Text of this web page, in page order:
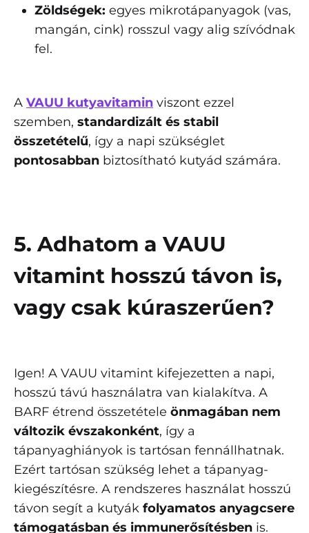
Zöldségek: egyes mikrotápanyagok (vas,
mangán, cink) rosszul vagy alig szívódnak
fel.
A VAUU kutyavitamin viszont ezzel
szemben, standardizált és stabil
összetételű, így a napi szükséglet
pontosabban biztosítható kutyád számára.
5. Adhatom a VAUU
vitamint hosszú távon is,
vagy csak kúraszerűen?
Igen! A VAUU vitamint kifejezetten a napi,
hosszú távú használatra van kialakítva. A
BARF étrend összetétele önmagában nem
változik évszakonként, így a
tápanyaghiányok is tartósan fennállhatnak.
Ezért tartósan szükség lehet a tápanyag-
kiegészítésre. A rendszeres használat hosszú
távon segít a kutyák folyamatos anyagcsere
támogatásban és immunerősítésben is.